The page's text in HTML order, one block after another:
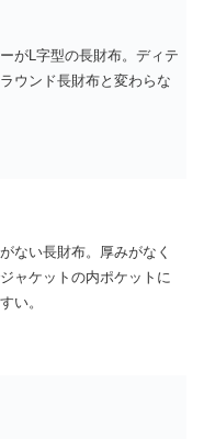
がL字型の長財布。ディテ
ウンド長財布と変わらな
ない長財布。厚みがなく
ャケットの内ポケットに
い。